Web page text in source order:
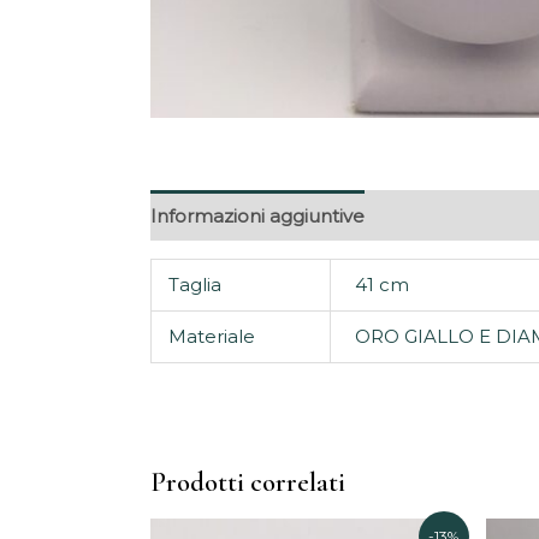
Informazioni aggiuntive
Taglia 41 cm
Materiale ORO GIALLO E
Prodotti correlati